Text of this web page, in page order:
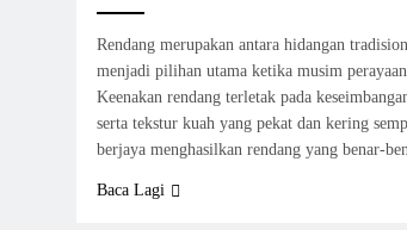
Rendang merupakan antara hidangan
menjadi pilihan utama ketika musim
Keenakan rendang terletak pada
serta tekstur kuah yang pekat dan kering
berjaya menghasilkan rendang yang benar-
Baca Lagi